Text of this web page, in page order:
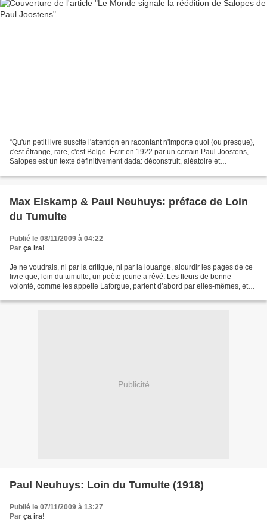
“Qu'un petit livre suscite l'attention en racontant n'importe quoi (ou presque),
c'est étrange, rare, c'est Belge. Écrit en 1922 par un certain Paul Joostens,
Salopes est un texte définitivement dada: déconstruit, aléatoire et
Max Elskamp & Paul Neuhuys: préface de Loin
du Tumulte
Publié le 08/11/2009 à 04:22
Par ça ira!
Je ne voudrais, ni par la critique, ni par la louange, alourdir les pages de ce
livre que, loin du tumulte, un poète jeune a rêvé. Les fleurs de bonne
volonté, comme les appelle Laforgue, parlent d’abord par elles-mêmes, et
Publicité
Paul Neuhuys: Loin du Tumulte (1918)
Publié le 07/11/2009 à 13:27
Par ça ira!